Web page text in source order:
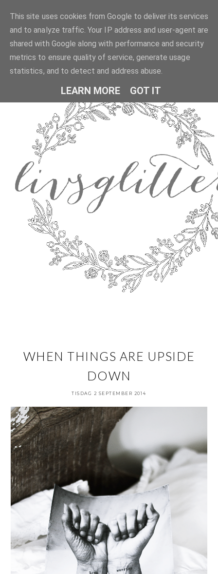
WHEN THINGS ARE UPSIDE
DOWN
TISDAG 2 SEPTEMBER 2014
This site uses cookies from Google to deliver its services
and to analyze traffic. Your IP address and user-agent are
shared with Google along with performance and security
metrics to ensure quality of service, generate usage
statistics, and to detect and address abuse.
LEARN MORE GOT IT